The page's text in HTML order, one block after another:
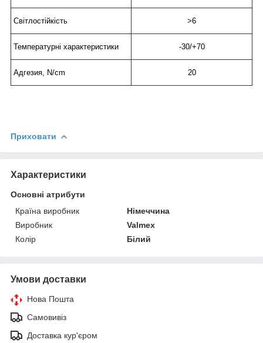
Світлостійкість >6
Температурні характеристики -30/+70
Адгезия, N/сm 20
Приховати
Характеристики
Основні атрибути
Країна виробник
Німеччина
Виробник
Valmex
Колір
Білий
Умови доставки
Нова Пошта
Самовивіз
Доставка кур'єром